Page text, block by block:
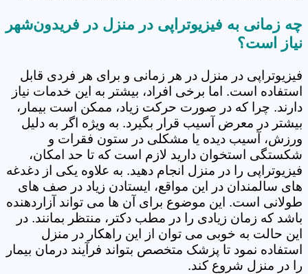
چه زمانی به فیزیوتراپی در منزل در فریدون‌شهر
نیاز است؟
فیزیوتراپی در منزل در هر زمانی و برای هر فردی قابل
استفاده است. اما برخی افراد، بیشتر به این خدمات نیاز
دارند. چرا که در صورت حرکت زیاد، ممکن است بیمار،
بیشتر در معرض آسیب قرار بگیرد. به ویژه اگر به دلیل
ورزش، آسیب دیده یا مشکلی در ستون فقرات و
شکستگی استخوان دارید لازم است که تا حد امکان،
فیزیوتراپی را در منزل انجام دهید. به علاوه یکی از دغدغه
های سالمندان در این مواقع، ایستادن زیاد در صف های
طولانی است. این موضوع برای آن ها می تواند آزاردهنده
باشد که زمان زیادی را در مطب دکتر، منتظر بمانند. در
این حالت به خوبی می توان از این راهکار در منزل
استفاده نمود تا پزشک متخصص بتواند فرآیند درمان بیمار
را در منزل شروع کند.